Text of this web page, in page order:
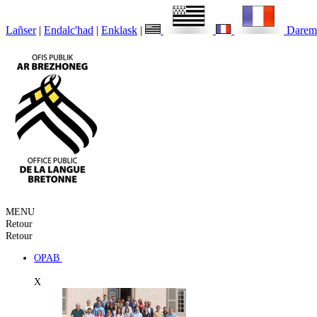
Lañser | Endalc'had | Enklask |
MENU
Retour
Retour
OPAB
X